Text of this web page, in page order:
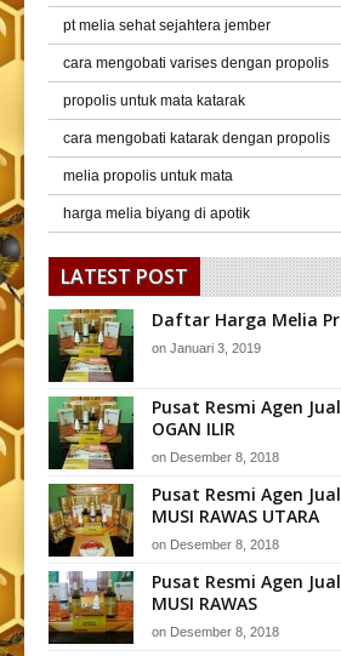
pt melia sehat sejahtera jember
cara mengobati varises dengan propolis
propolis untuk mata katarak
cara mengobati katarak dengan propolis
melia propolis untuk mata
harga melia biyang di apotik
LATEST POST
Daftar Harga Melia
on Januari 3, 2019
Pusat Resmi Agen
OGAN ILIR
on Desember 8, 2018
Pusat Resmi Agen
MUSI RAWAS UTARA
on Desember 8, 2018
Pusat Resmi Agen
MUSI RAWAS
on Desember 8, 2018